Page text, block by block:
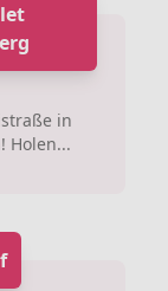
in
Holen...